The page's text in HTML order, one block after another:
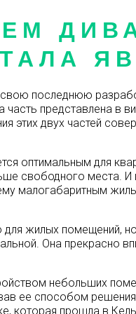
последнюю
представлена в
этих двух частей
оптимальным для
свободного места.
малогабаритным
жилых помещений,
Она прекрасно
небольших
ее способом
которая прошла в